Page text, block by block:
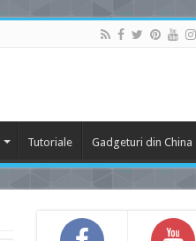
Tutoriale Gadgeturi din China